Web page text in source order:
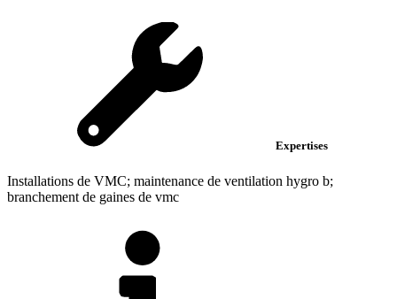
Expertises
Installations de VMC; maintenance de ventilation hygro b;
branchement de gaines de vmc